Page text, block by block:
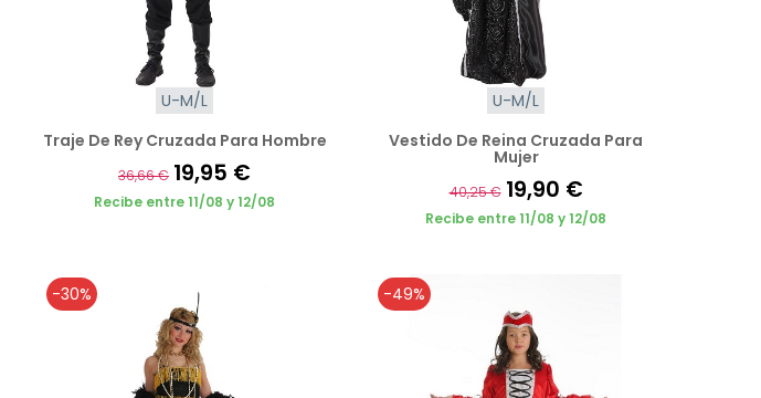
U-M/L
Traje De Rey Cruzada Para Hombre
36,66 € 19,95 €
Recibe entre 11/08 y 12/08
U-M/L
Vestido De Reina Cruzada Para
Mujer
40,25 € 19,90 €
Recibe entre 11/08 y 12/08
-30% -49%